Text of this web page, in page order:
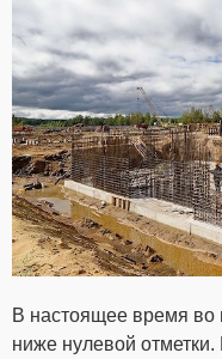
В настоящее время во
ниже нулевой